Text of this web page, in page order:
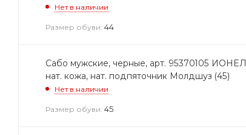
Нет в наличии
Размер обуви: 44
Сабо мужские, черные, арт. 95370105 ИОНЕЛ
нат. кожа, нат. подпяточник Молдшуз (45)
Нет в наличии
Размер обуви: 45